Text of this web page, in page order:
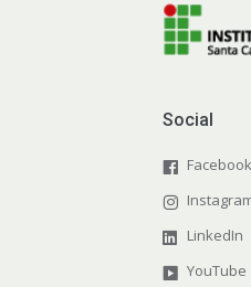
Social
Facebook
LinkedIn
YouTube